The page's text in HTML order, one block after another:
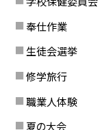
奉仕作業
生徒会選挙
修学旅行
職業人体験
夏の大会